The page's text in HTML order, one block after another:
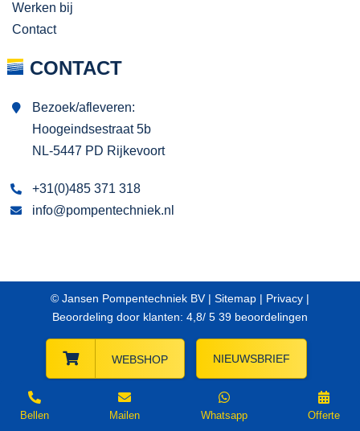
Werken bij
Contact
CONTACT
Bezoek/afleveren:
Hoogeindsestraat 5b
NL-5447 PD Rijkevoort
+31(0)485 371 318
info@pompentechniek.nl
© Jansen Pompentechniek BV | Sitemap | Privacy |
Beoordeling door klanten: 4,8/ 5 39 beoordelingen
WEBSHOP NIEUWSBRIEF
Bellen Mailen Whatsapp Offerte